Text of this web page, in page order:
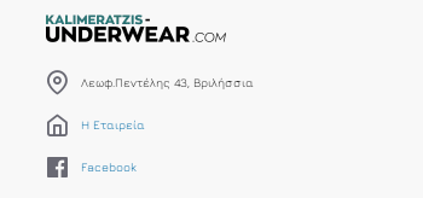
Λεωφ.Πεντέλης 43, Βριλήσσια
Η Εταιρεία
Facebook